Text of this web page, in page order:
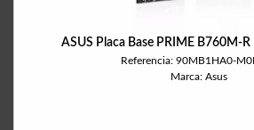
ASUS Placa Base PRIME B760M-
Referencia: 90MB1HA0-
Marca: Asus